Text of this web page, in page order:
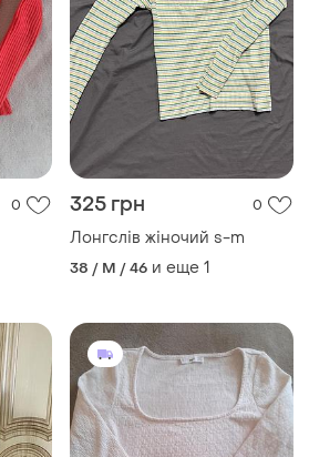
0 325 грн 0
Лонгслів жіночий s-m
38 / M / 46 и еще 1